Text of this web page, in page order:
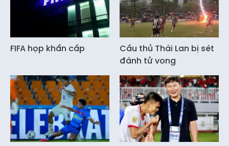
FIFA họp khẩn cấp
Cầu thủ Thái Lan bị sét
đánh tử vong